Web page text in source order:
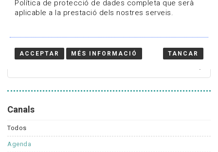
Canals
Todos
Agenda
Política de protecció de dades completa que serà
aplicable a la prestació dels nostres serveis.
ACCEPTAR MÉS INFORMACIÓ TANCAR